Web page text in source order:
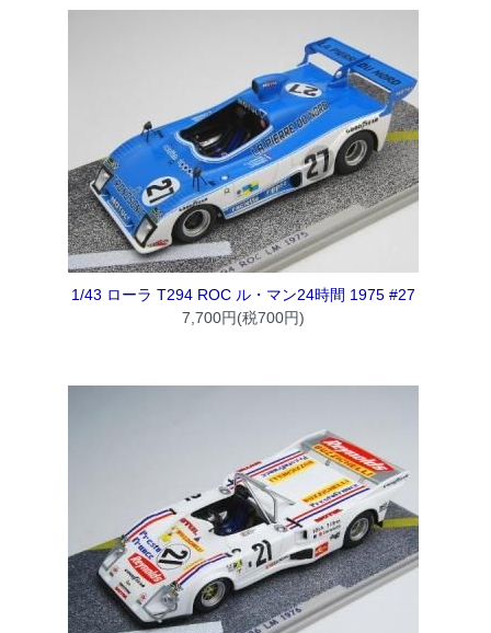
1/43 ローラ T294 ROC ル・マン24時間 1975 #27
7,700円(税700円)